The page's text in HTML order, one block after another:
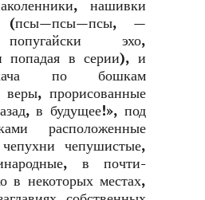
нашивки
(псы—псы—псы, —
эхо,
попадая в серии), и
по бошкам
прорисованные
в будущее!», под
расположенные
чепушистые,
в почти-
в некоторых местах,